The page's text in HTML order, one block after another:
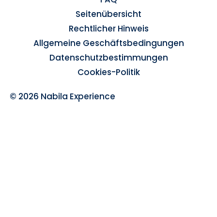
Seitenübersicht
Rechtlicher Hinweis
Allgemeine Geschäftsbedingungen
Datenschutzbestimmungen
Cookies-Politik
© 2026 Nabila Experience